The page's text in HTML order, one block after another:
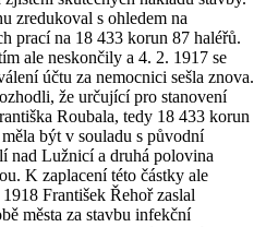
zredukoval s ohledem na
prací na 18 433 korun 87 haléřů.
ale neskončily a 4. 2. 1917 se
účtu za nemocnici sešla znova.
že určující pro stanovení
Roubala, tedy 18 433 korun
být v souladu s původní
nad Lužnicí a druhá polovina
K zaplacení této částky ale
František Řehoř zaslal
města za stavbu infekční